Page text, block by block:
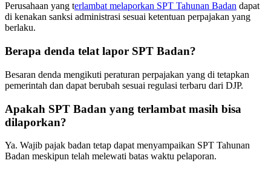
Perusahaan yang terlambat melaporkan SPT Tahunan Badan dapat
di kenakan sanksi administrasi sesuai ketentuan perpajakan yang
berlaku.
Berapa denda telat lapor SPT Badan?
Besaran denda mengikuti peraturan perpajakan yang di tetapkan
pemerintah dan dapat berubah sesuai regulasi terbaru dari DJP.
Apakah SPT Badan yang terlambat masih bisa
dilaporkan?
Ya. Wajib pajak badan tetap dapat menyampaikan SPT Tahunan
Badan meskipun telah melewati batas waktu pelaporan.